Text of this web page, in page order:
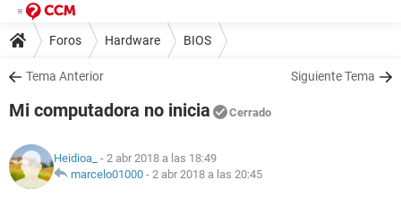
Foros Hardware BIOS
Tema Anterior Siguiente Tema
Mi computadora no inicia Cerrado
Heidioa_ - 2 abr 2018 a las 18:49
marcelo01000 - 2 abr 2018 a las 20:45